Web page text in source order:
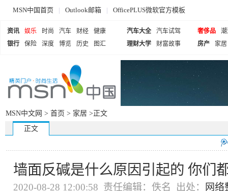
MSN中国首页 | Outlook邮箱 | OfficePLUS微软官方模板
资讯 娱乐 时尚 汽车 财经
健康
银行
保险 深度 博览 历史 图汇
汽车大全
汽车试驾
理财大学
财富故事
奢侈品
房产
家居
MSN中文网 > 首页 > 家居 >正文
正文
墙面反碱是什么原因引起的 你们
2020-08-28 12:00:58 责任编辑：佚名 出处： 网络